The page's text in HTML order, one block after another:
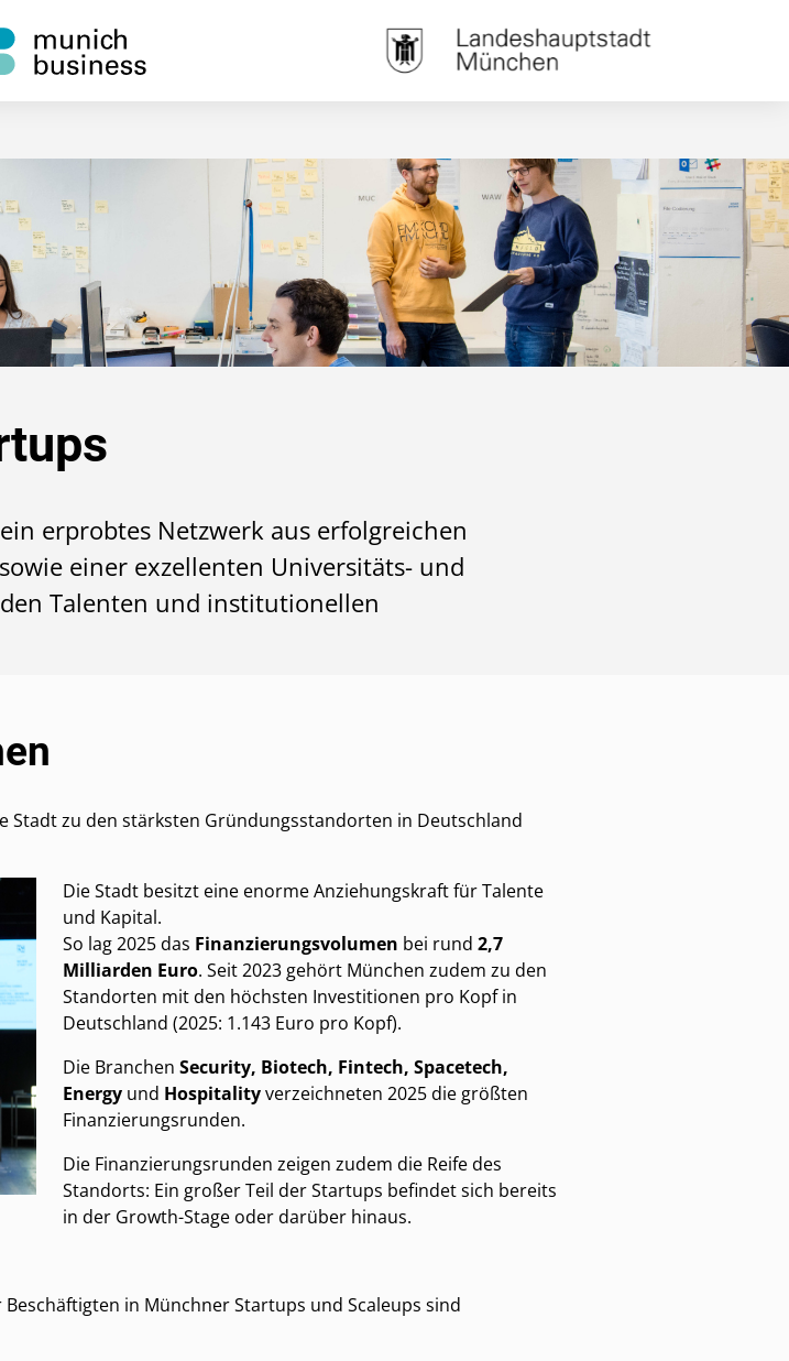
erprobtes Netzwerk aus erfolgreichen
einer exzellenten Universitäts- und
Talenten und institutionellen
Stadt zu den stärksten Gründungsstandorten in Deutschland
Die Stadt besitzt eine enorme Anziehungskraft für Talente
und Kapital.
So lag 2025 das Finanzierungsvolumen bei rund 2,7
Milliarden Euro. Seit 2023 gehört München zudem zu den
Standorten mit den höchsten Investitionen pro Kopf in
Deutschland (2025: 1.143 Euro pro Kopf).
Die Branchen Security, Biotech, Fintech, Spacetech,
Energy und Hospitalityverzeichneten 2025 die größten
Finanzierungsrunden.
Die Finanzierungsrunden zeigen zudem die Reife des
Standorts: Ein großer Teil der Startups befindet sich bereits
in der Growth-Stage oder darüber hinaus.
Beschäftigten in Münchner Startups und Scaleups sind